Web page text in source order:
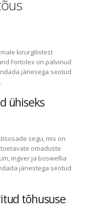
kirurgilistest
Fortolex on pälvinud
jänesega seotud
ühiseks
segu, mis on
omaduste
ingver ja boswellia
jänestega seotud
tõhususe